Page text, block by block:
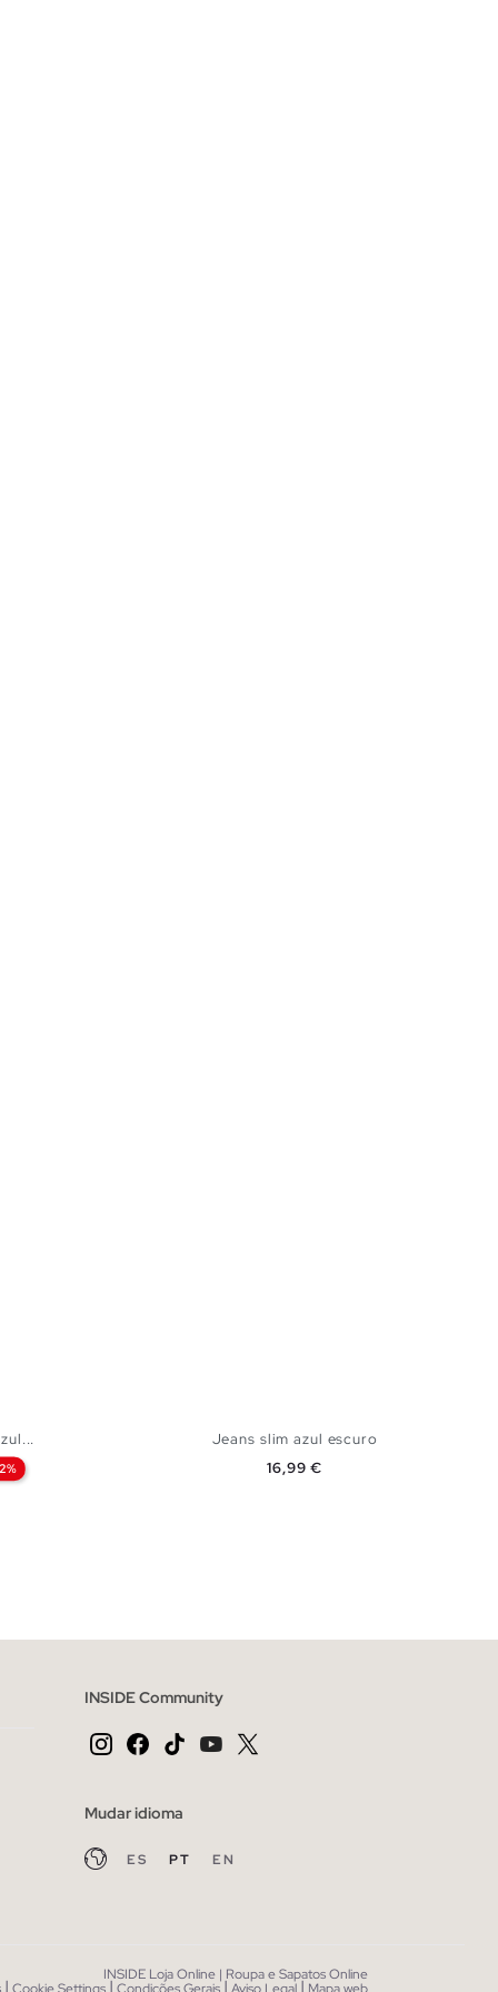
Jeans slim azul escuro
Preço
16,99 €
INSIDE Community
Mudar idioma
ES PT EN
INSIDE Loja Online | Roupa e Sapatos Online
| | | |